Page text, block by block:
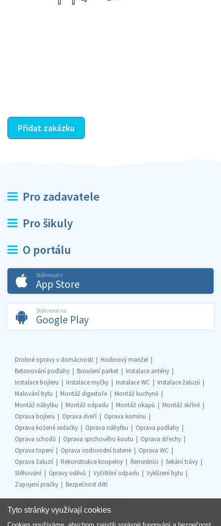
Přidat zakázku
Pro zadavatele
Pro šikuly
O portálu
Stáhnout v
App Store
Stáhnout na
Google Play
Drobné opravy v domácnosti
Hodinový manžel
Betonování podlahy
Broušení parket
Instalace antény
Instalace bojleru
Instalace myčky Instalace WC
Instalace žaluzií
Malování bytu
Montáž digestoře
Montáž kuchyně
Montáž nábytku
Montáž odpadu Montáž okapů
Montáž skříně
Oprava bojleru
Oprava dveří
Oprava komínu
Oprava kožené sedačky
Oprava nábytku
Oprava podlahy
Oprava schodů
Oprava sprchového koutu
Oprava střechy
Oprava topení
Oprava vodovodní baterie
Oprava WC
Oprava žaluzií
Rekonstrukce koupelny Řemeslníci
Sekání trávy
Stěhování
Úpravy oděvů Vyčištění odpadu
Vyklízení bytu
Zapojení pračky
Bezpečnost dětí
Tyto stránky využívají cookies